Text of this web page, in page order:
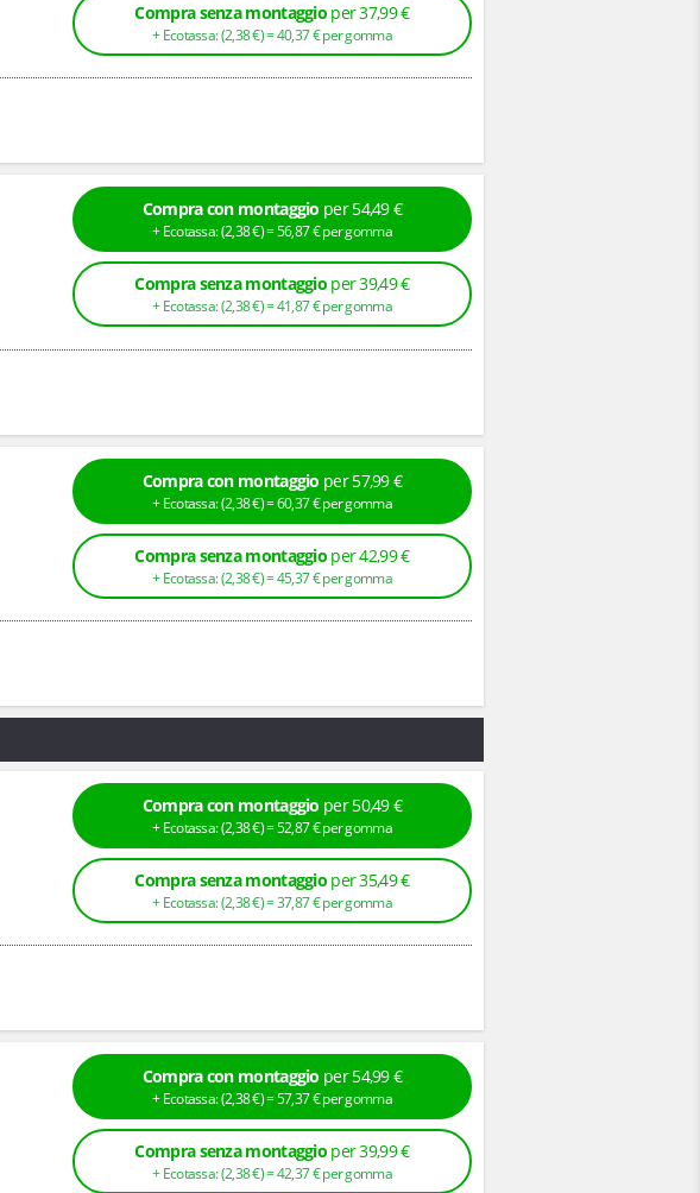
Compra senza montaggio per 37,99 €
+ Ecotassa: (2,38€ ) =40,37€per gomma
Compra con montaggio per 54,49 €
+ Ecotassa: (2,38€ ) =56,87€per gomma
Compra senza montaggio per 39,49 €
+ Ecotassa: (2,38€ ) =41,87€per gomma
Compra con montaggio per 57,99 €
+ Ecotassa: (2,38€ ) =60,37€per gomma
Compra senza montaggio per 42,99 €
+ Ecotassa: (2,38€ ) =45,37€per gomma
Compra con montaggio per 50,49 €
+ Ecotassa: (2,38€ ) =52,87€per gomma
Compra senza montaggio per 35,49 €
+ Ecotassa: (2,38€ ) =37,87€per gomma
Compra con montaggio per 54,99 €
+ Ecotassa: (2,38€ ) =57,37€per gomma
Compra senza montaggio per 39,99 €
+ Ecotassa: (2,38€ ) =42,37€per gomma